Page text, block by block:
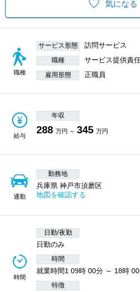
気になる
職種
サービス形態 訪問サービス
職種 サービス提供責
雇用形態 正職員
給与
年収
288 万円 ～ 345 万円
通勤
勤務地
兵庫県 神戸市須磨区
地図を確認する
時間
日勤/夜勤
日勤のみ
時間
就業時間1 09時 00分 ～ 18時 00
特徴